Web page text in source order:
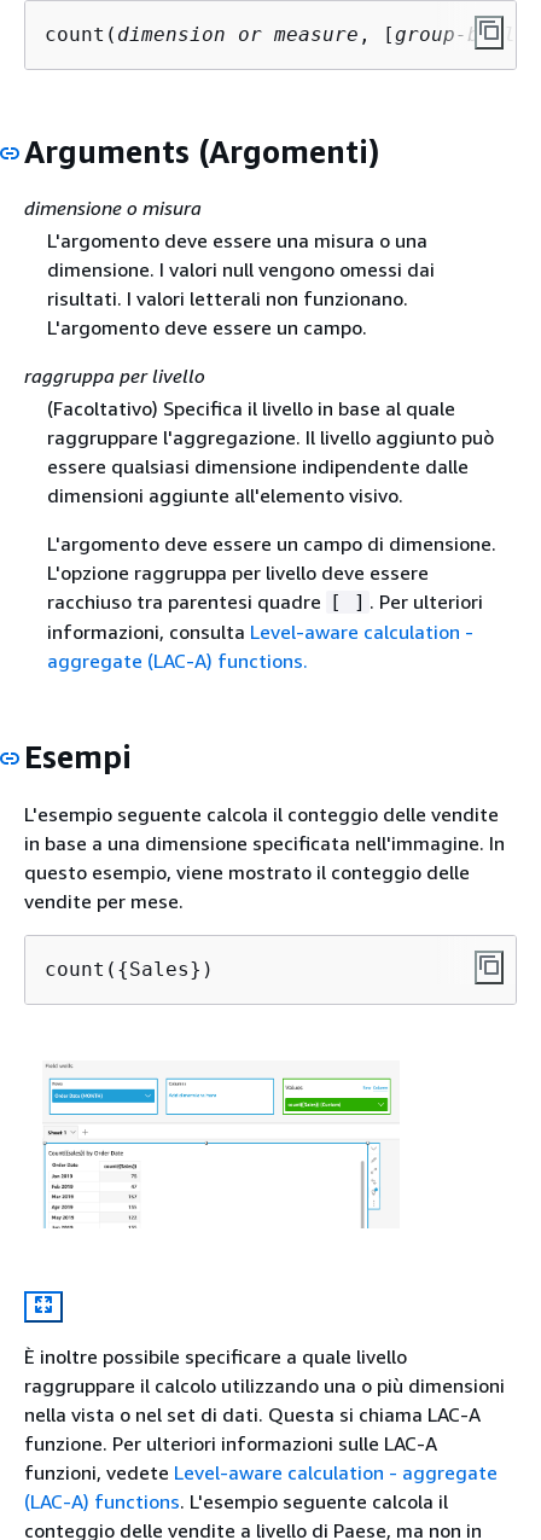
count( dimension or measure , [group-by
Arguments (Argomenti)
dimensione o misura
L'argomento deve essere una misura o una
dimensione. I valori null vengono omessi dai
risultati. I valori letterali non funzionano.
L'argomento deve essere un campo.
raggruppa per livello
(Facoltativo) Specifica il livello in base al quale
raggruppare l'aggregazione. Il livello aggiunto può
essere qualsiasi dimensione indipendente dalle
dimensioni aggiunte all'elemento visivo.
L'argomento deve essere un campo di dimensione.
L'opzione raggruppa per livello deve essere
racchiuso tra parentesi quadre
[ ] . Per ulteriori
informazioni, consulta Level-aware calculation -
aggregate (LAC-A) functions.
Esempi
L'esempio seguente calcola il conteggio delle vendite
in base a una dimensione specificata nell'immagine. In
questo esempio, viene mostrato il conteggio delle
vendite per mese.
count( {Sales})
È inoltre possibile specificare a quale livello
raggruppare il calcolo utilizzando una o più dimensioni
nella vista o nel set di dati. Questa si chiama LAC-A
funzione. Per ulteriori informazioni sulle LAC-A
funzioni, vedete Level-aware calculation - aggregate
(LAC-A) functions. L'esempio seguente calcola il
conteggio delle vendite a livello di Paese, ma non in